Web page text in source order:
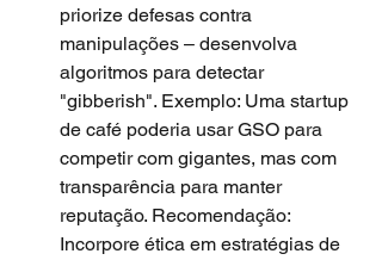
priorize defesas contra
manipulações – desenvolva
algoritmos para detectar
"gibberish". Exemplo: Uma startup
de café poderia usar GSO para
competir com gigantes, mas com
transparência para manter
reputação. Recomendação:
Incorpore ética em estratégias de